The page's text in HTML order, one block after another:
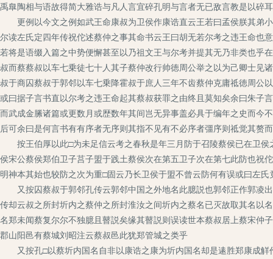
禹臯陶相与语故得简大雅诰与凡人言宜碎孔明与言者无已敌言教是以碎
更例以今文之例如武王命康叔为卫侯作康诰直云王若曰孟侯朕其弟
尔读左氏定四年传祝佗述蔡仲之事其命书云王曰胡无若尔考之违王命
若将是语缀入篇之中势便懈甚至以乃祖文王与尔考并提其无乃非类也乎
叔而蔡蔡叔以车七乗徒七十人其子蔡仲改行帅徳周公举之以为己卿士见
叔于商囚蔡叔于郭邻以车七乗降霍叔于庶人三年不齿蔡仲克庸祗徳周公
或曰据子言书直以尔考之违王命起其蔡叔获罪之由终且莫知矣余曰朱子
而武成金縢诸篇或更数月或歴数年其间岂无异事盖必具于编年之史而今
后可余曰是何言书有有序者无序则其指不见有不必序者彊序则祗觉其
按王伯厚以此□为未足信云考之春秋是年三月防于召陵蔡侯已在卫侯
侯宋公蔡侯郑伯卫子莒子盟于践土蔡侯次在第五卫子次在第七此防也祝
明神本其始也较防之次为重□固云乃长卫侯于盟不曾云防何有误或曰左
又按囚蔡叔于郭邻孔传云郭邻中国之外地名此臆説也郭邻正作郭凌
传却云叔之所封圻内之蔡仲之所封淮汝之间圻内之蔡名已灭故取其名以
名郑未闻蔡复尔尔不独臆且瞽説矣缘其瞽説则误读世本蔡叔居上蔡宋仲
郡山阳邑有蔡城刘昭注云蔡叔邑此犹郑管城之类乎
又按孔□以蔡圻内国名自非以康诰之康为圻内国名却是逺胜郑康成觧